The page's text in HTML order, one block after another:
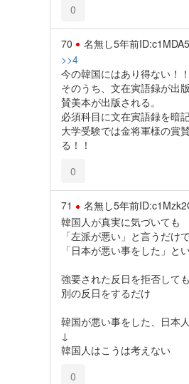
0
70 名無し5年前
>>4
今の韓国にはあり得ない！！
そのうち、文在寅語録が出
賛美本が出版される。
必須科目に文在寅語録を暗
大学受験では金将軍様の賞
る！！
0
71 名無し5年前
韓国人が真実に気づいても
「左派が悪い」と言うだけ
「日本が悪い事をした」と
強要された反日を拒否しても
別の反日をするだけ
韓国が悪い事をした、日本
↓
韓国人はこうは考えない
0